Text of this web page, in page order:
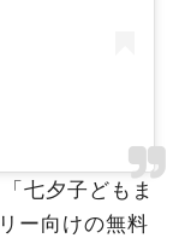
七夕子どもま
ー向けの無料